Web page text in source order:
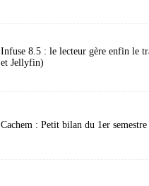
Infuse 8.5 : le lecteur gère enfin le
et Jellyfin)
Cachem : Petit bilan du 1er semestre